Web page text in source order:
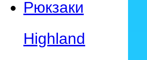
Рюкзаки
Highland